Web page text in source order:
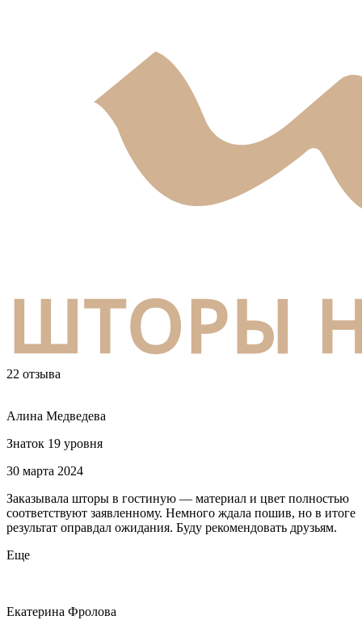
22 отзыва
Алина Медведева
Знаток 19 уровня
30 марта 2024
Заказывала шторы в гостиную — материал и цвет полностью
соответствуют заявленному. Немного ждала пошив, но в итоге
результат оправдал ожидания. Буду рекомендовать друзьям.
Еще
Екатерина Фролова